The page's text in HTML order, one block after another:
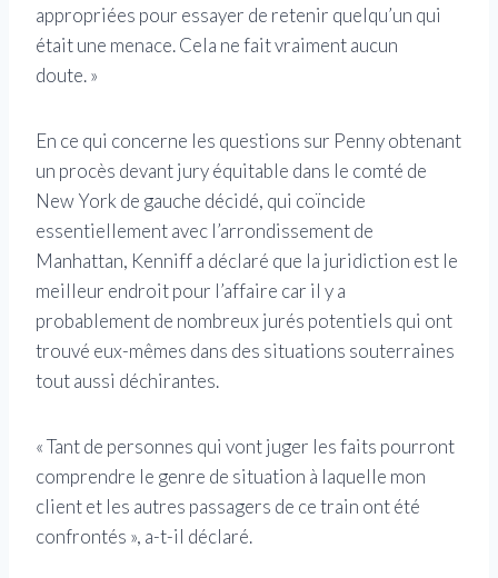
appropriées pour essayer de retenir quelqu’un qui
était une menace. Cela ne fait vraiment aucun
doute. »
En ce qui concerne les questions sur Penny obtenant
un procès devant jury équitable dans le comté de
New York de gauche décidé, qui coïncide
essentiellement avec l’arrondissement de
Manhattan, Kenniff a déclaré que la juridiction est le
meilleur endroit pour l’affaire car il y a
probablement de nombreux jurés potentiels qui ont
trouvé eux-mêmes dans des situations souterraines
tout aussi déchirantes.
« Tant de personnes qui vont juger les faits pourront
comprendre le genre de situation à laquelle mon
client et les autres passagers de ce train ont été
confrontés », a-t-il déclaré.